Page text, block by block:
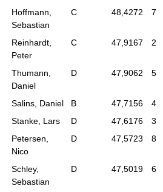
Hoffmann,
Sebastian
C 48,4272 7
Reinhardt,
Peter
C 47,9167 2
Thumann,
Daniel
D 47,9062 5
Salins, Daniel B 47,7156 4
Stanke, Lars
D 47,6176 3
Petersen,
Nico
D 47,5723 8
Schley,
Sebastian
D 47,5019 6